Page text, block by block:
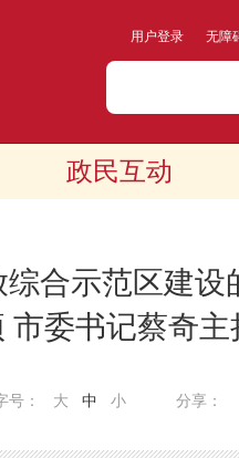
用户登录 无障
政民互动
合示范区建设
委书记蔡奇主
分享：
号： 大 中 小